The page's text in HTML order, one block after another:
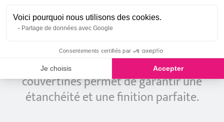
Éclisse aluminium Noir RAL 9005
Uniquement en Épaisseur 15/10ᵉ
À coller par-dessus chaque jonction de
couvertines permet de garantir une
étanchéité et une finition parfaite.
Voici pourquoi nous utilisons des cookies.
Partage de données avec Google
Consentements certifiés par
Je choisis Accepter